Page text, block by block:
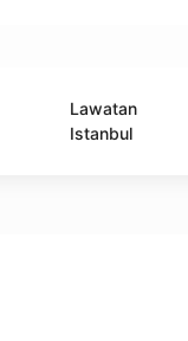
Lawatan
Istanbul